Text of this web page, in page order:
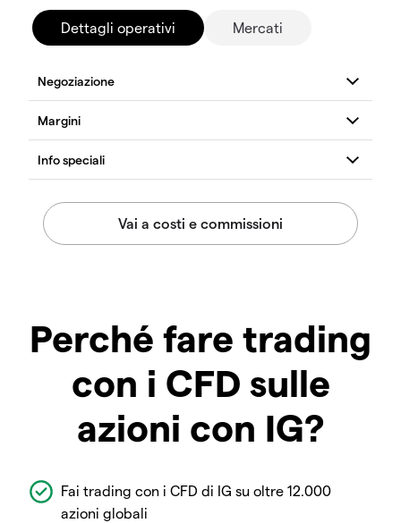
Dettagli operativi Mercati
Perché fare trading
con i CFD sulle
azioni con IG?
Fai trading con i CFD di IG su oltre 12.000
azioni globali